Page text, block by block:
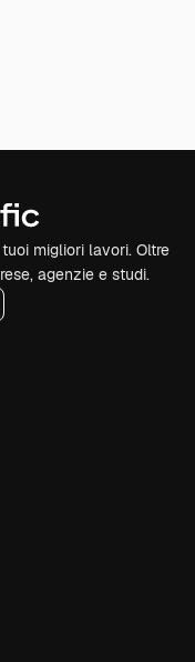
migliori lavori. Oltre
agenzie e studi.